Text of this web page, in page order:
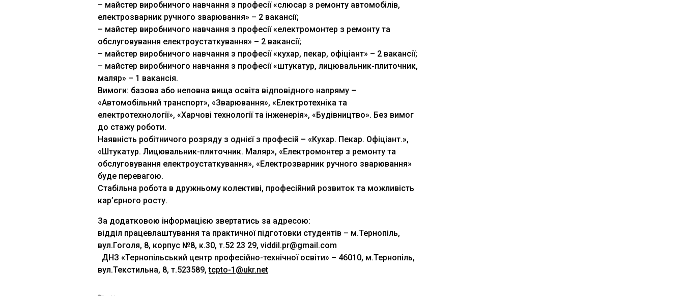
– майстер виробничого навчання з професії «слюсар з ремонту автомобілів,
електрозварник ручного зварювання» – 2 вакансії;
– майстер виробничого навчання з професії «електромонтер з ремонту та
обслуговування електроустаткування» – 2 вакансії;
– майстер виробничого навчання з професії «кухар, пекар, офіціант» – 2 вакансії;
– майстер виробничого навчання з професії «штукатур, лицювальник-плиточник,
маляр» – 1 вакансія.
Вимоги: базова або неповна вища освіта відповідного напряму –
«Автомобільний транспорт», «Зварювання», «Електротехніка та
електротехнології», «Харчові технології та інженерія», «Будівництво». Без вимог
до стажу роботи.
Наявність робітничого розряду з однієї з професій – «Кухар. Пекар. Офіціант.»,
«Штукатур. Лицювальник-плиточник. Маляр», «Електромонтер з ремонту та
обслуговування електроустаткування», «Електрозварник ручного зварювання»
буде перевагою.
Стабільна робота в дружньому колективі, професійний розвиток та можливість
кар’єрного росту.
За додатковою інформацією звертатись за адресою:
відділ працевлаштування та практичної підготовки студентів – м.Тернопіль,
вул.Гоголя, 8, корпус №8, к.30, т.52 23 29, viddil.pr@gmail.com
ДНЗ «Тернопільський центр професійно-технічної освіти» – 46010, м.Тернопіль,
вул.Текстильна, 8, т.523589,tcpto-1@ukr.net